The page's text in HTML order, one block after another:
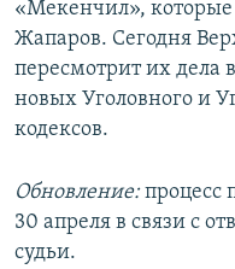
«Мекенчил», которые
Жапаров. Сегодня
пересмотрит их дела
новых Уголовного и
кодексов.
Обновление:процесс
30 апреля в связи с
судьи.